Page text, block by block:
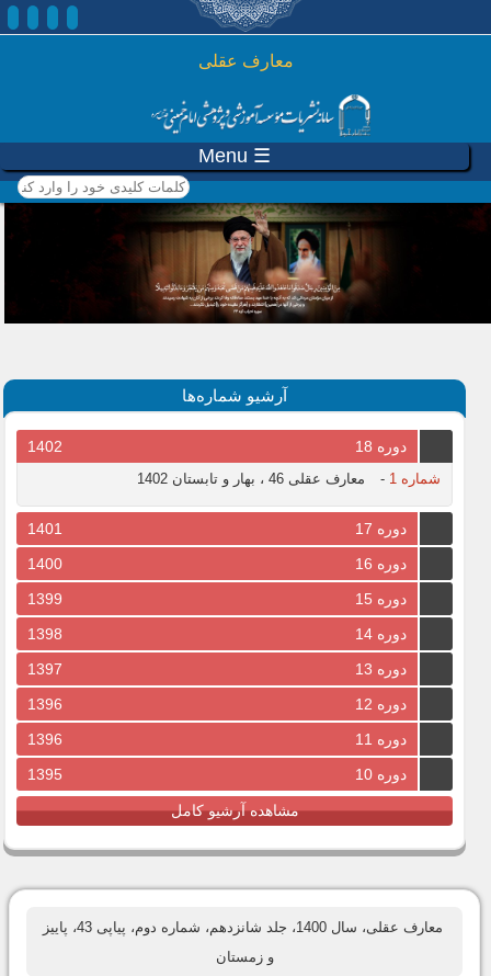
رفتن به محتوای اصلی
معارف عقلی
☰ Menu
کلمات کلیدی خود را وارد
کنید
آرشیو شماره‌ها
دوره 18 1402
شماره 1 - معارف عقلی 46 ، بهار و تابستان 1402
دوره 17
1401
دوره 16
1400
دوره 15
1399
دوره 14
1398
دوره 13
1397
دوره 12
1396
دوره 11
1396
دوره 10
1395
مشاهده آرشیو کامل
معارف عقلی، سال 1400، جلد شانزدهم، شماره دوم، پیاپی 43، پاییز
و زمستان